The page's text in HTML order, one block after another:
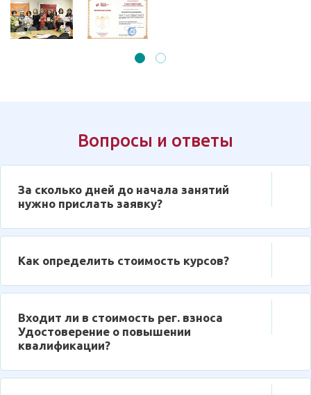
Вопросы и ответы
За сколько дней до начала занятий
нужно прислать заявку?
Как определить стоимость курсов?
Входит ли в стоимость рег. взноса
Удостоверение о повышении
квалификации?